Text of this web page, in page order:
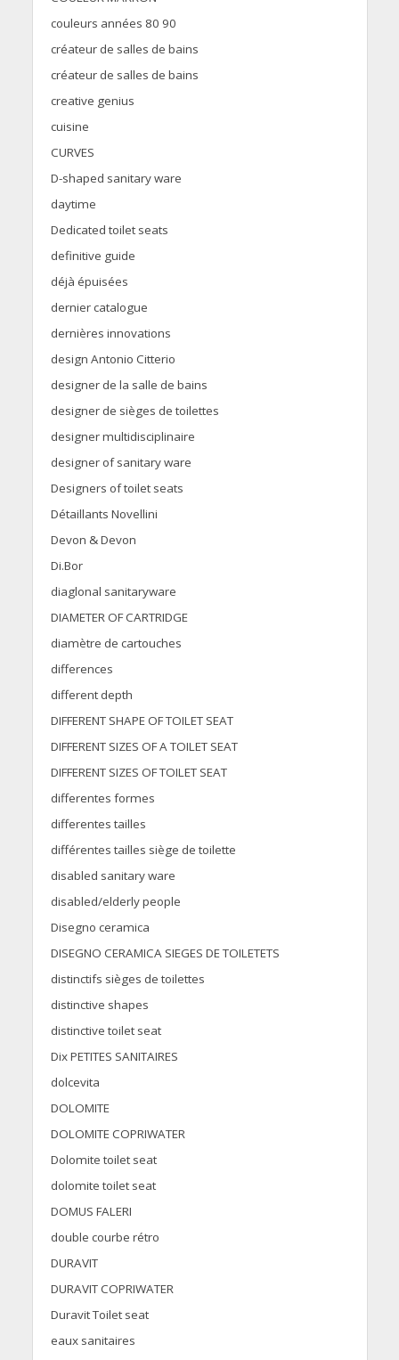
couleurs années 80 90
créateur de salles de bains
créateur de salles de bains
creative genius
cuisine
CURVES
D-shaped sanitary ware
daytime
Dedicated toilet seats
definitive guide
déjà épuisées
dernier catalogue
dernières innovations
design Antonio Citterio
designer de la salle de bains
designer de sièges de toilettes
designer multidisciplinaire
designer of sanitary ware
Designers of toilet seats
Détaillants Novellini
Devon & Devon
Di.Bor
diaglonal sanitaryware
DIAMETER OF CARTRIDGE
diamètre de cartouches
differences
different depth
DIFFERENT SHAPE OF TOILET SEAT
DIFFERENT SIZES OF A TOILET SEAT
DIFFERENT SIZES OF TOILET SEAT
differentes formes
differentes tailles
différentes tailles siège de toilette
disabled sanitary ware
disabled/elderly people
Disegno ceramica
DISEGNO CERAMICA SIEGES DE TOILETETS
distinctifs sièges de toilettes
distinctive shapes
distinctive toilet seat
Dix PETITES SANITAIRES
dolcevita
DOLOMITE
DOLOMITE COPRIWATER
Dolomite toilet seat
dolomite toilet seat
DOMUS FALERI
double courbe rétro
DURAVIT
DURAVIT COPRIWATER
Duravit Toilet seat
eaux sanitaires